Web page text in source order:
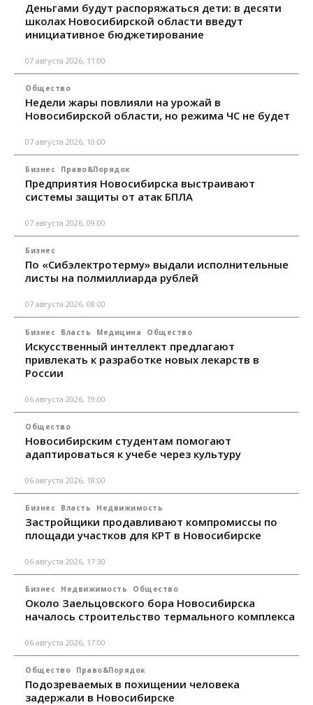
Деньгами будут распоряжаться дети: в десяти
школах Новосибирской области введут
инициативное бюджетирование
07 августа 2026, 11:00
Общество
Недели жары повлияли на урожай в
Новосибирской области, но режима ЧС не будет
07 августа 2026, 10:00
Бизнес Право&Порядок
Предприятия Новосибирска выстраивают
системы защиты от атак БПЛА
07 августа 2026, 09:00
Бизнес
По «Сибэлектротерму» выдали исполнительные
листы на полмиллиарда рублей
07 августа 2026, 08:00
Бизнес Власть Медицина Общество
Искусственный интеллект предлагают
привлекать к разработке новых лекарств в
России
06 августа 2026, 19:00
Общество
Новосибирским студентам помогают
адаптироваться к учебе через культуру
06 августа 2026, 18:00
Бизнес Власть Недвижимость
Застройщики продавливают компромиссы по
площади участков для КРТ в Новосибирске
06 августа 2026, 17:30
Бизнес Недвижимость Общество
Около Заельцовского бора Новосибирска
началось строительство термального комплекса
06 августа 2026, 17:00
Общество Право&Порядок
Подозреваемых в похищении человека
задержали в Новосибирске